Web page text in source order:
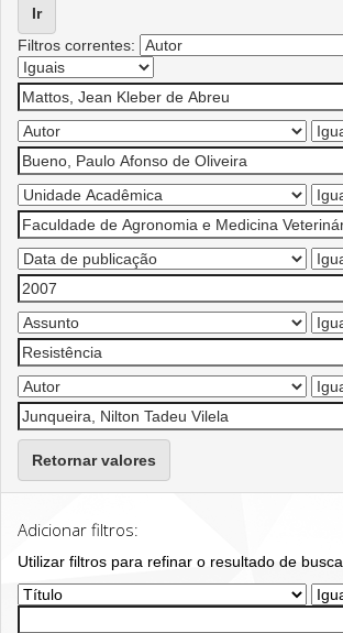
Filtros correntes:
Retornar valores
Adicionar filtros:
Utilizar filtros para refinar o resultado de busca.